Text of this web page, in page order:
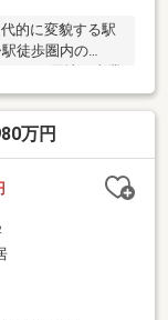
的に変貌する駅
徒歩圏内の
パート用地や事業
ーカーで建てら
な費用負担が少
ョン■セブンイ
南小岩店：徒歩6
小岩：徒歩8
万円